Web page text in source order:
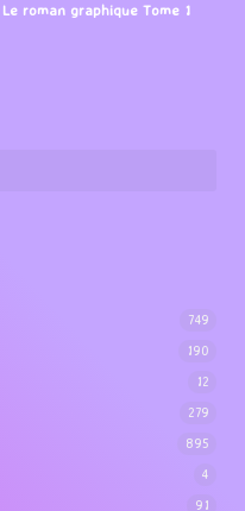
roman graphique Tome 1
749
190
12
279
895
4
91